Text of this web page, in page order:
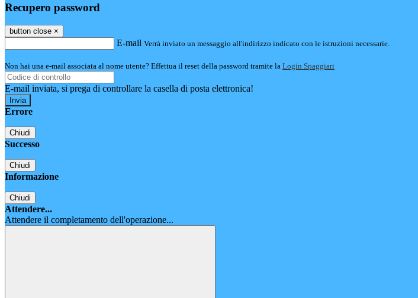
Recupero password
button close ×
E-mail Verrà inviato un messaggio all'indirizzo indicato con le istruzioni necessarie.
Non hai una e-mail associata al nome utente? Effettua il reset della password tramite la Login Spaggiari
E-mail inviata, si prega di controllare la casella di posta elettronica!
Errore
Chiudi
Successo
Chiudi
Informazione
Chiudi
Attendere...
Attendere il completamento dell'operazione...